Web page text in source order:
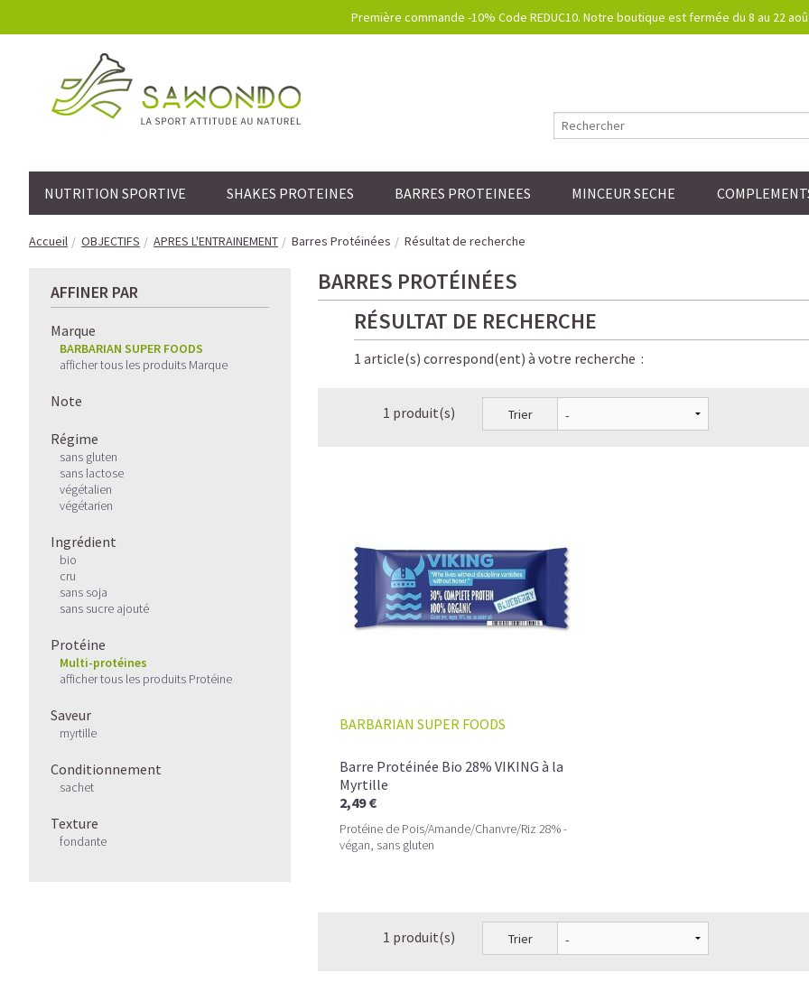
Première commande -10% Code REDUC10. Notre boutique est fermée du 8 au 22
NUTRITION SPORTIVE SHAKES PROTEINES BARRES PROTEINEES MINCEUR SECHE
Accueil OBJECTIFS APRES L'ENTRAINEMENT Barres Protéinées Résultat de recherche
AFFINER PAR
Marque
BARBARIAN SUPER FOODS
afficher tous les produits Marque
Note
Régime
sans gluten
sans lactose
végétalien
végétarien
Ingrédient
bio
cru
sans soja
sans sucre ajouté
Protéine
Multi-protéines
afficher tous les produits Protéine
Saveur
myrtille
Conditionnement
sachet
Texture
fondante
BARRES PROTÉINÉES
RÉSULTAT DE RECHERCHE
1 article(s) correspond(ent) à votre recherche :
1 produit(s) Trier
BARBARIAN SUPER FOODS
Barre Protéinée Bio 28% VIKING à la
Myrtille
2,49 €
Protéine de Pois/Amande/Chanvre/Riz 28% -
végan, sans gluten
1 produit(s) Trier